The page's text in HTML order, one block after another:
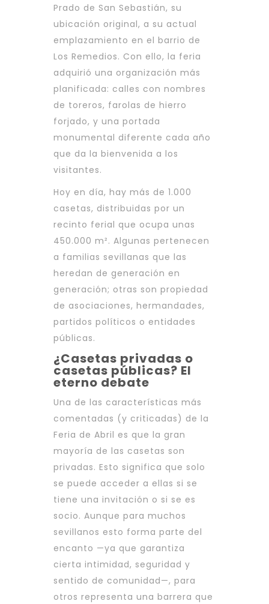
Prado de San Sebastián, su
ubicación original, a su actual
emplazamiento en el barrio de
Los Remedios. Con ello, la feria
adquirió una organización más
planificada: calles con nombres
de toreros, farolas de hierro
forjado, y una portada
monumental diferente cada año
que da la bienvenida a los
visitantes.
Hoy en día, hay más de 1.000
casetas, distribuidas por un
recinto ferial que ocupa unas
450.000 m². Algunas pertenecen
a familias sevillanas que las
heredan de generación en
generación; otras son propiedad
de asociaciones, hermandades,
partidos políticos o entidades
públicas.
¿Casetas privadas o
casetas públicas? El
eterno debate
Una de las características más
comentadas (y criticadas) de la
Feria de Abril es que la gran
mayoría de las casetas son
privadas. Esto significa que solo
se puede acceder a ellas si se
tiene una invitación o si se es
socio. Aunque para muchos
sevillanos esto forma parte del
encanto —ya que garantiza
cierta intimidad, seguridad y
sentido de comunidad—, para
otros representa una barrera que